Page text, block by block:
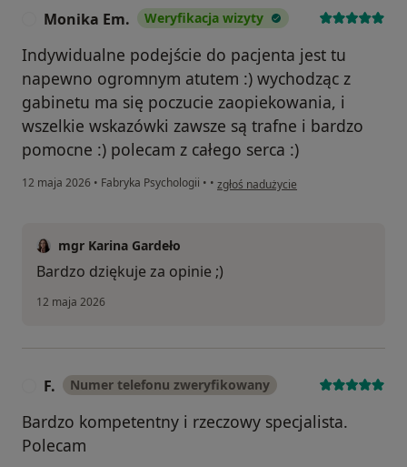
Monika Em. Weryfikacja wizyty
Indywidualne podejście do pacjenta jest tu
napewno ogromnym atutem :) wychodząc z
gabinetu ma się poczucie zaopiekowania, i
wszelkie wskazówki zawsze są trafne i bardzo
pomocne :) polecam z całego serca :)
12 maja 2026 • Fabryka Psychologii • • w opinii użytkownika Monika Em.
zgłoś nadużycie
mgr Karina Gardeło
Bardzo dziękuje za opinie ;)
12 maja 2026
F. Numer telefonu zweryfikowany
Bardzo kompetentny i rzeczowy specjalista.
Polecam